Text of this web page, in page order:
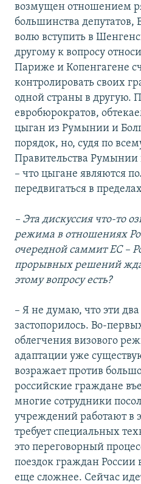
возмущен отношением
большинства
волю вступить в
другому к вопросу
Париже и Копенгагене
контролировать своих
одной страны в другую.
евробюрократов,
цыган из Румынии и
порядок, но, судя по
Правительства Румынии
– что цыгане являются
передвигаться в
– Эта дискуссия что-то
режима в отношениях
очередной саммит ЕС –
прорывных решений
этому вопросу есть?
– Я не думаю, что эти
застопорилось. Во-
облегчения визового
адаптации уже
возражает против
российские граждане
многие сотрудники
учреждений работают в
требует специальных
это переговорный
поездок граждан России
еще сложнее. Сейчас